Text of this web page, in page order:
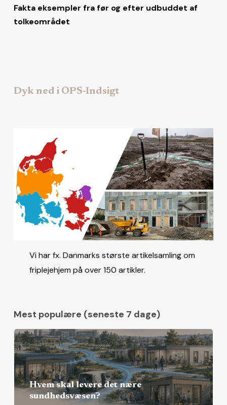
Fakta eksempler fra før og efter udbuddet af
tolkeområdet
Dyk ned i OPS-Indsigt
Vi har fx. Danmarks største artikelsamling om
friplejehjem på over 150 artikler.
Mest populære (seneste 7 dage)
Hvem skal levere det nære
sundhedsvæsen?